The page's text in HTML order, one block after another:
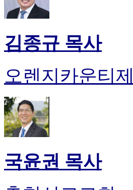
김종규 목사
오렌지카운티
국윤권 목사